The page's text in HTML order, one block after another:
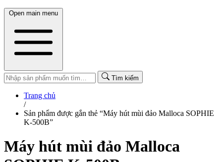
Open main menu
Tìm kiếm
Trang chủ
/
Sản phẩm được gắn thẻ “Máy hút mùi đảo Malloca SOPHIE
K-500B”
Máy hút mùi đảo Malloca